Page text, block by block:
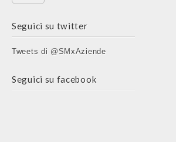
Seguici su twitter
Tweets di @SMxAziende
Seguici su facebook